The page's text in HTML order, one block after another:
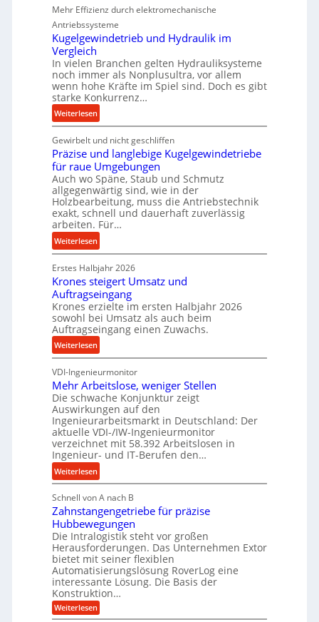
e
r
f
o
r
m
a
n
c
i
m
D
r
ü
c
k
p
r
o
z
e
s
s
Mehr Effizienz durch elektromechanische
Antriebssysteme
Kugelgewindetrieb und Hydraulik im
Vergleich
In vielen Branchen gelten Hydrauliksysteme
noch immer als Nonplusultra, vor allem
wenn hohe Kräfte im Spiel sind. Doch es gibt
starke Konkurrenz…
Weiterlesen:
K
u
g
e
l
g
e
w
i
n
e
t
r
i
e
b
u
n
d
H
y
d
r
a
u
l
i
m
V
e
r
g
l
e
Gewirbelt und nicht geschliffen
Präzise und langlebige Kugelgewindetriebe
für raue Umgebungen
Auch wo Späne, Staub und Schmutz
allgegenwärtig sind, wie in der
Holzbearbeitung, muss die Antriebstechnik
exakt, schnell und dauerhaft zuverlässig
arbeiten. Für…
Weiterlesen:
P
r
ä
z
i
s
e
u
n
d
l
a
n
g
l
e
b
i
g
e
K
u
g
e
l
g
e
w
Erstes Halbjahr 2026
Krones steigert Umsatz und
Auftragseingang
Krones erzielte im ersten Halbjahr 2026
sowohl bei Umsatz als auch beim
Auftragseingang einen Zuwachs.
Weiterlesen:
K
r
o
n
e
s
s
t
e
i
g
e
r
t
U
m
s
a
t
z
VDI-Ingenieurmonitor
Mehr Arbeitslose, weniger Stellen
Die schwache Konjunktur zeigt
Auswirkungen auf den
Ingenieurarbeitsmarkt in Deutschland: Der
aktuelle VDI-/IW-Ingenieurmonitor
verzeichnet mit 58.392 Arbeitslosen in
Ingenieur- und IT-Berufen den…
Weiterlesen:
M
e
h
r
A
r
b
e
i
t
s
Schnell von A nach B
Zahnstangengetriebe für präzise
Hubbewegungen
Die Intralogistik steht vor großen
Herausforderungen. Das Unternehmen Extor
bietet mit seiner flexiblen
Automatisierungslösung RoverLog eine
interessante Lösung. Die Basis der
Konstruktion…
Weiterlesen:
Z